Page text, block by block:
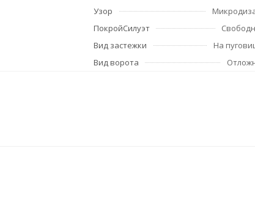
Узор
ПокройСилуэт
Вид застежки
На
Вид ворота